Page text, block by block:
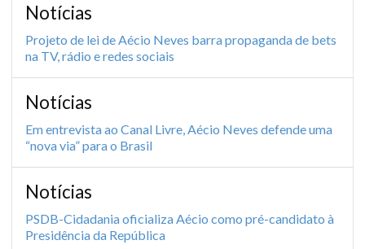
Notícias
Projeto de lei de Aécio Neves barra propaganda de bets
na TV, rádio e redes sociais
Notícias
Em entrevista ao Canal Livre, Aécio Neves defende uma
“nova via” para o Brasil
Notícias
PSDB-Cidadania oficializa Aécio como pré-candidato à
Presidência da República